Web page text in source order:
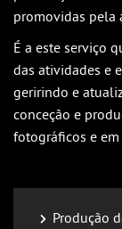
promovidas pela
É a este serviço
das atividades e
geririndo e
conceção e
fotográficos e
Produção